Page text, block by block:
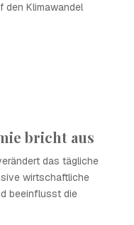
den Klimawandel
bricht aus
das tägliche
wirtschaftliche
beeinflusst die